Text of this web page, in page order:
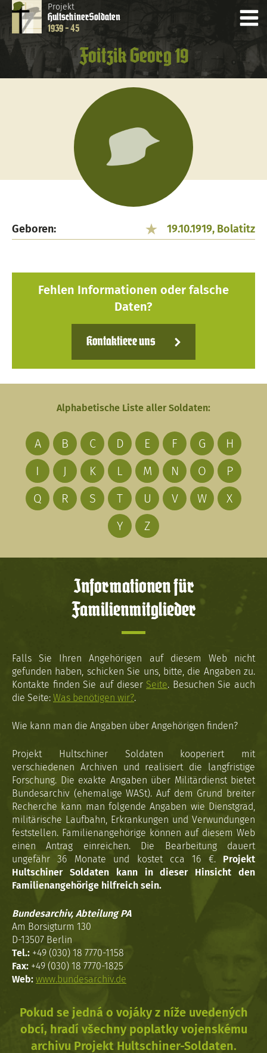
Projekt
HultschinerSoldaten
1939 - 45
Foitzik Georg 19
Geboren: 19.10.1919, Bolatitz
Fehlen Informationen oder falsche
Daten?
Kontaktiere uns
Alphabetische Liste aller Soldaten:
A B C D E F G
H
I
J K L M N O
P
Q
R S T U V W
X
Y
Z
Informationen für
Familienmitglieder
Falls Sie Ihren Angehörigen auf diesem Web nicht
gefunden haben, schicken Sie uns, bitte, die Angaben zu.
Kontakte finden Sie auf dieser Seite. Besuchen Sie auch
die Seite: Was benötigen wir?.
Wie kann man die Angaben über Angehörigen finden?
Projekt Hultschiner Soldaten kooperiert mit
verschiedenen Archiven und realisiert die langfristige
Forschung. Die exakte Angaben über Militärdienst bietet
Bundesarchiv (ehemalige WASt). Auf dem Grund breiter
Recherche kann man folgende Angaben wie Dienstgrad,
militärische Laufbahn, Erkrankungen und Verwundungen
feststellen. Familienangehörige können auf diesem Web
einen Antrag einreichen. Die Bearbeitung dauert
ungefähr 36 Monate und kostet cca 16 €. Projekt
Hultschiner Soldaten kann in dieser Hinsicht den
Familienangehörige hilfreich sein.
Bundesarchiv, Abteilung PA
Am Borsigturm 130
D-13507 Berlin
Tel.: +49 (030) 18 7770-1158
Fax: +49 (030) 18 7770-1825
Web: www.bundesarchiv.de
Pokud se jedná o vojáky z níže uvedených
obcí, hradí všechny poplatky vojenskému
archivu Projekt Hultschiner-Soldaten.